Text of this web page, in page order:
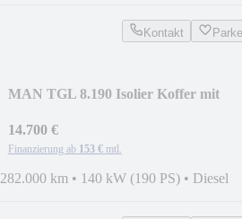
Kontakt
MAN TGL 8.190 Isolier Koffer mit
14.700 €
Finanzierung ab 153 € mtl.
282.000 km • 140 kW (190 PS) • Diesel